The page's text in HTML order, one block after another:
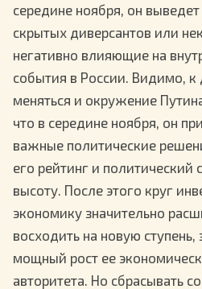
середине ноября, он
скрытых диверсантов или
негативно влияющие на
события в России. Видимо, к
меняться и окружение
что в середине ноября, он
важные политические
его рейтинг и политический
высоту. После этого круг
экономику значительно
восходить на новую ступень,
мощный рост ее
авторитета. Но сбрасывать